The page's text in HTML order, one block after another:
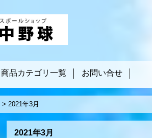
商品カテゴリ一覧 お問い合せ
> 2021年3月
2021年3月